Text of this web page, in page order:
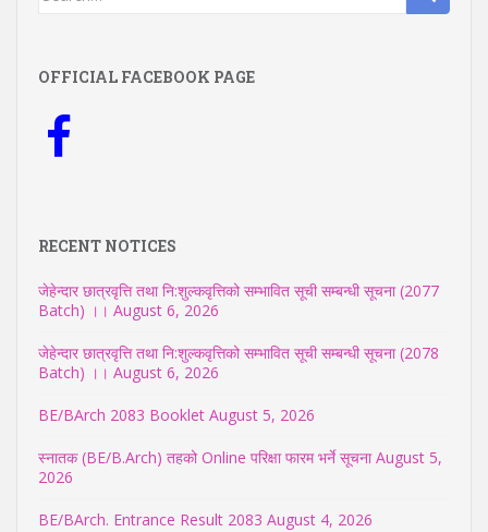
OFFICIAL FACEBOOK PAGE
RECENT NOTICES
जेहेन्दार छात्रवृत्ति तथा नि:शुल्कवृत्तिको सम्भावित सूची सम्बन्धी सूचना (2077
Batch) ।। August 6, 2026
जेहेन्दार छात्रवृत्ति तथा नि:शुल्कवृत्तिको सम्भावित सूची सम्बन्धी सूचना (2078
Batch) ।। August 6, 2026
BE/BArch 2083 Booklet August 5, 2026
स्नातक (BE/B.Arch) तहको Online परिक्षा फारम भर्ने सूचना August 5,
2026
BE/BArch. Entrance Result 2083 August 4, 2026